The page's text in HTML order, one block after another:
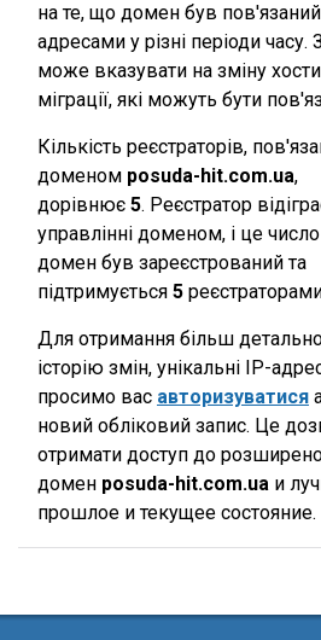
на те, що домен був
адресами у різні періоди
може вказувати на зміну
міграції, які можуть бути
Кількість реєстраторів,
доменом posuda-hit.com.ua,
дорівнює 5. Реєстратор
управлінні доменом, і це
домен був зареєстрований та
підтримується 5
Для отримання більш
історію змін, унікальні IP-
просимо вас авторизуватися
новий обліковий запис. Це
отримати доступ до
домен posuda-hit.com.ua и
прошлое и текущее состояние.